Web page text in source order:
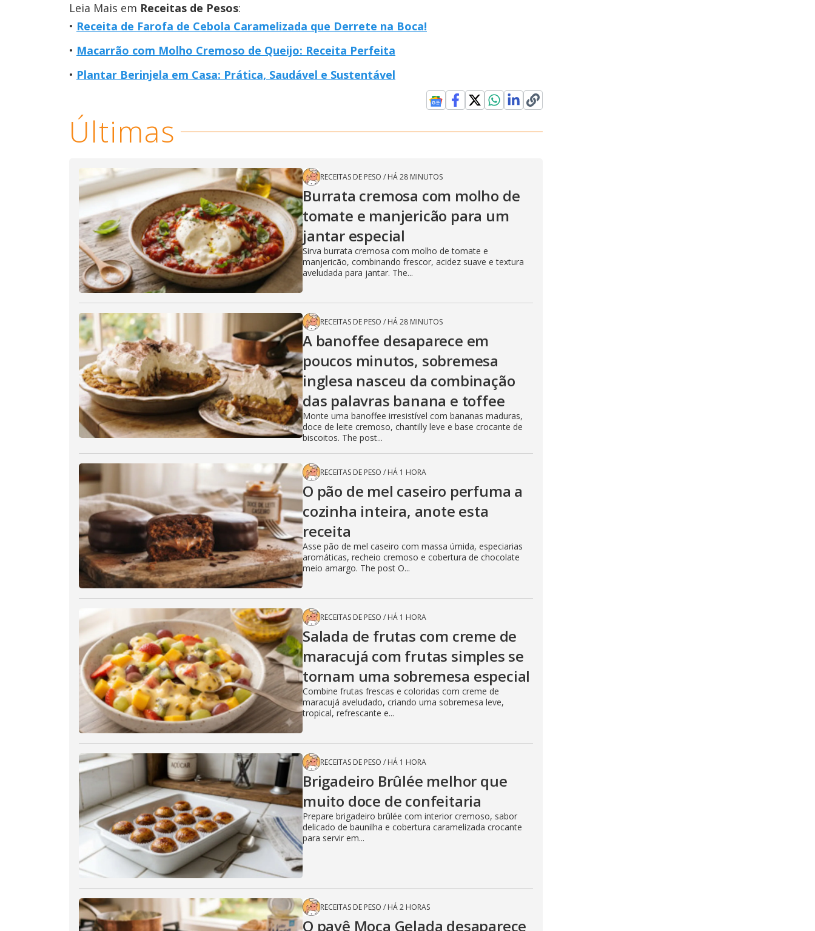
Leia Mais em Receitas de Pesos:
Receita de Farofa de Cebola Caramelizada que Derrete na Boca!
Macarrão com Molho Cremoso de Queijo: Receita Perfeita
Plantar Berinjela em Casa: Prática, Saudável e Sustentável
Últimas
RECEITAS DE PESO / HÁ 28 MINUTOS
Burrata cremosa com molho de
tomate e manjericão para um
jantar especial
Sirva burrata cremosa com molho de tomate e
manjericão, combinando frescor, acidez suave e textura
aveludada para jantar. The...
RECEITAS DE PESO / HÁ 28 MINUTOS
A banoffee desaparece em
poucos minutos, sobremesa
inglesa nasceu da combinação
das palavras banana e toffee
Monte uma banoffee irresistível com bananas maduras,
doce de leite cremoso, chantilly leve e base crocante de
biscoitos. The post...
RECEITAS DE PESO / HÁ 1 HORA
O pão de mel caseiro perfuma a
cozinha inteira, anote esta
receita
Asse pão de mel caseiro com massa úmida, especiarias
aromáticas, recheio cremoso e cobertura de chocolate
meio amargo. The post O...
RECEITAS DE PESO / HÁ 1 HORA
Salada de frutas com creme de
maracujá com frutas simples se
tornam uma sobremesa especial
Combine frutas frescas e coloridas com creme de
maracujá aveludado, criando uma sobremesa leve,
tropical, refrescante e...
RECEITAS DE PESO / HÁ 1 HORA
Brigadeiro Brûlée melhor que
muito doce de confeitaria
Prepare brigadeiro brûlée com interior cremoso, sabor
delicado de baunilha e cobertura caramelizada crocante
para servir em...
RECEITAS DE PESO / HÁ 2 HORAS
O pavê Moça Gelada desaparece